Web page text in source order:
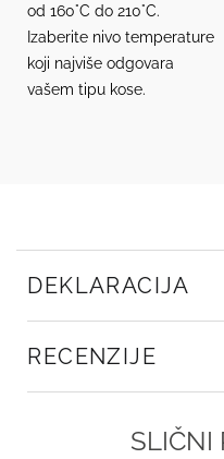
od 160°C do 210°C.
Izaberite nivo temperature
koji najviše odgovara
vašem tipu kose.
DEKLARACIJA
RECENZIJE
SLIČNI